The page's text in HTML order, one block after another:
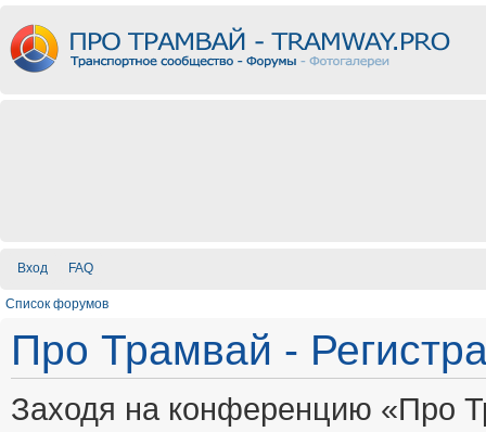
Вход FAQ
Список форумов
Про Трамвай -
Заходя на конференцию «Про